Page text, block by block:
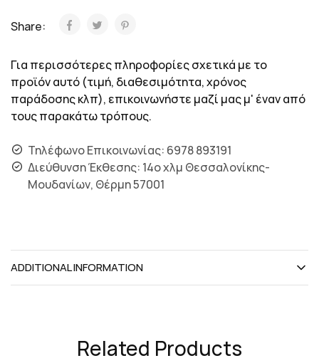
Share:
Για περισσότερες πληροφορίες σχετικά με το
προϊόν αυτό (τιμή, διαθεσιμότητα, χρόνος
παράδοσης κλπ), επικοινωνήστε μαζί μας μ' έναν από
τους παρακάτω τρόπους.
Τηλέφωνο Επικοινωνίας: 6978 893191
Διεύθυνση Έκθεσης: 14ο χλμ Θεσσαλονίκης-
Μουδανίων, Θέρμη 57001
ADDITIONAL INFORMATION
Related Products